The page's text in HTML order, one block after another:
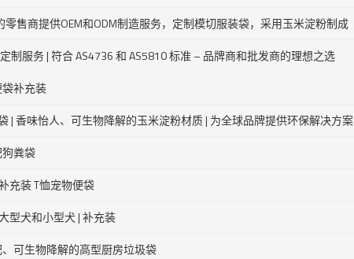
商提供OEM和ODM制造服务，定制模切服装袋，采用玉米淀粉制成
制服务 | 符合 AS4736 和 AS5810 标准 – 品牌商和批发商的理想之选
补充装
| 香味怡人、可生物降解的玉米淀粉材质 | 为全球品牌提供环保解决方案
粪袋
充装 T恤宠物便袋
型犬和小型犬 | 补充装
可生物降解的高型厨房垃圾袋